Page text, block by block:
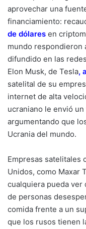
aprovechar una
financiamiento:
de dólares en
mundo respondieron
difundido en las
Elon Musk, de Tesla,
satelital de su
internet de alta
ucraniano le envió
argumentando que
Ucrania del mundo.
Empresas satelitales
Unidos, como Maxar
cualquiera pueda ver
de personas
comida frente a un
que los rusos tienen